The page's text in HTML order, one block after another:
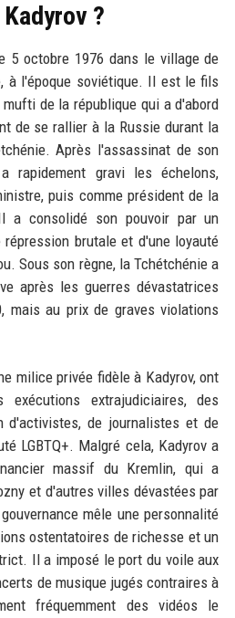
?
5 octobre 1976 dans le village de
à l'époque soviétique. Il est le fils
mufti de la république qui a d'abord
de se rallier à la Russie durant la
Après l'assassinat de son
rapidement gravi les échelons,
puis comme président de la
a consolidé son pouvoir par un
répression brutale et d'une loyauté
Sous son règne, la Tchétchénie a
après les guerres dévastatrices
mais au prix de graves violations
milice privée fidèle à Kadyrov, ont
extrajudiciaires, des
d'activistes, de journalistes et de
LGBTQ+. Malgré cela, Kadyrov a
massif du Kremlin, qui a
et d'autres villes dévastées par
mêle une personnalité
ostentatoires de richesse et un
Il a imposé le port du voile aux
de musique jugés contraires à
fréquemment des vidéos le